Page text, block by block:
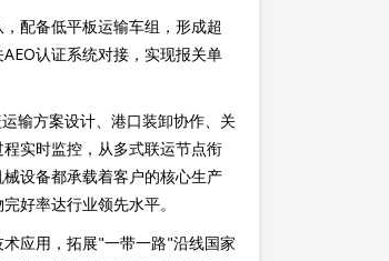
配备低平板运输车组，形成超
认证系统对接，实现报关单
输方案设计、港口装卸协作、关
实时监控，从多式联运节点衔
设备都承载着客户的核心生产
好率达行业领先水平。
应用，拓展"一带一路"沿线国家